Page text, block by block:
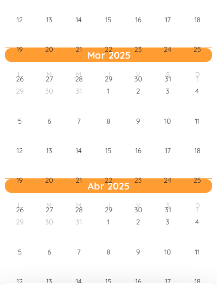
12 13 14 15 16 17 18
19 20 21 22 23 24 25
26 27 28 29 30 31 1
Mar 2025
L M M J V S D
29 30 31 1 2 3 4
5 6 7 8 9 10 11
12 13 14 15 16 17 18
19 20 21 22 23 24 25
26 27 28 29 30 31 1
Abr 2025
L M M J V S D
29 30 31 1 2 3 4
5 6 7 8 9 10 11
12 13 14 15 16 17 18